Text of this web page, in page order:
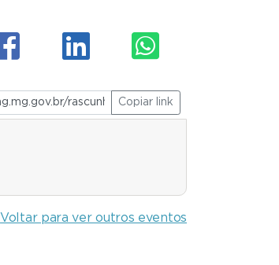
Copiar link
Voltar para ver outros eventos